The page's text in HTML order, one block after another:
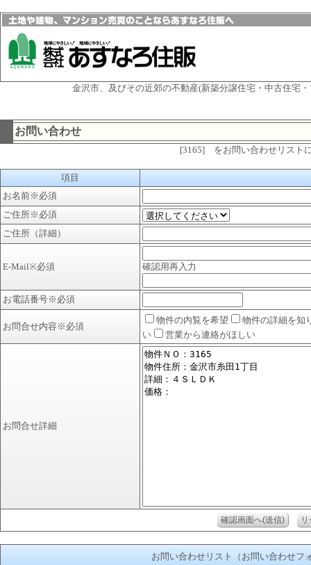
金沢市、及びその近郊の不動産(新築分譲住宅・中古住宅
お問い合わせ
[3165] をお問い合わせリスト
項目
お名前※必須
ご住所※必須
ご住所（詳細）
E-Mail※必須 確認用再入力
お電話番号※必須
お問合せ内容 ※必須
物件の内覧を希望
物件の詳細を知
い
営業から連絡がほしい
お問合せ詳細
お問い合わせリスト（お問い合わせフ